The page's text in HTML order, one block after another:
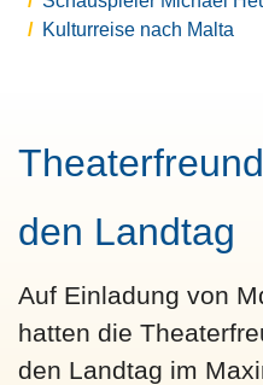
Kulturreise nach Malta
den Landtag
Auf Einladung von
hatten die
den Landtag im